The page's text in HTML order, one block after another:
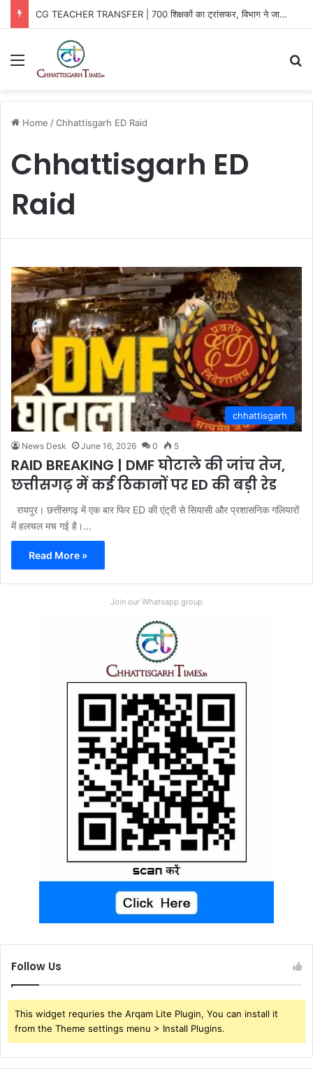
CG TEACHER TRANSFER | 700 शिक्षकों का ट्रांसफर, विभाग ने जारी किया आदेश
Menu
Home /Chhattisgarh ED Raid
Chhattisgarh ED
Raid
chhattisgarh
News Desk June 16, 2026 0 5
RAID BREAKING | DMF घोटाले की जांच तेज,
छत्तीसगढ़ में कई ठिकानों पर ED की बड़ी रेड
रायपुर। छत्तीसगढ़ में एक बार फिर ED की एंट्री से सियासी और प्रशासनिक गलियारों
में हलचल मच गई है।…
Read More »
Join our Whatsapp group
Follow Us
This widget requries the Arqam Lite Plugin, You can install it
from the Theme settings menu > Install Plugins.